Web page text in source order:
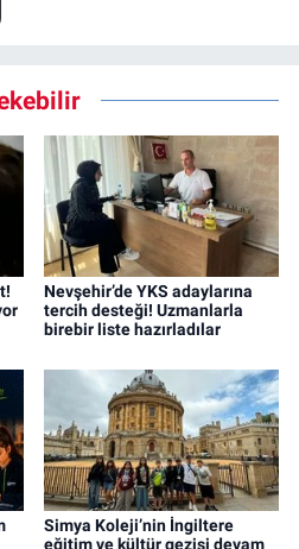
Nevşehir’de YKS adaylarına
tercih desteği! Uzmanlarla
birebir liste hazırladılar
Simya Koleji’nin İngiltere
eğitim ve kültür gezisi devam